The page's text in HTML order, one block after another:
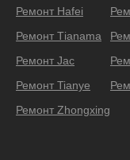
Ремонт Hafei
Ремонт Тianama
Ремонт Jac
Ремонт Tianye
Ремонт Zhongxing